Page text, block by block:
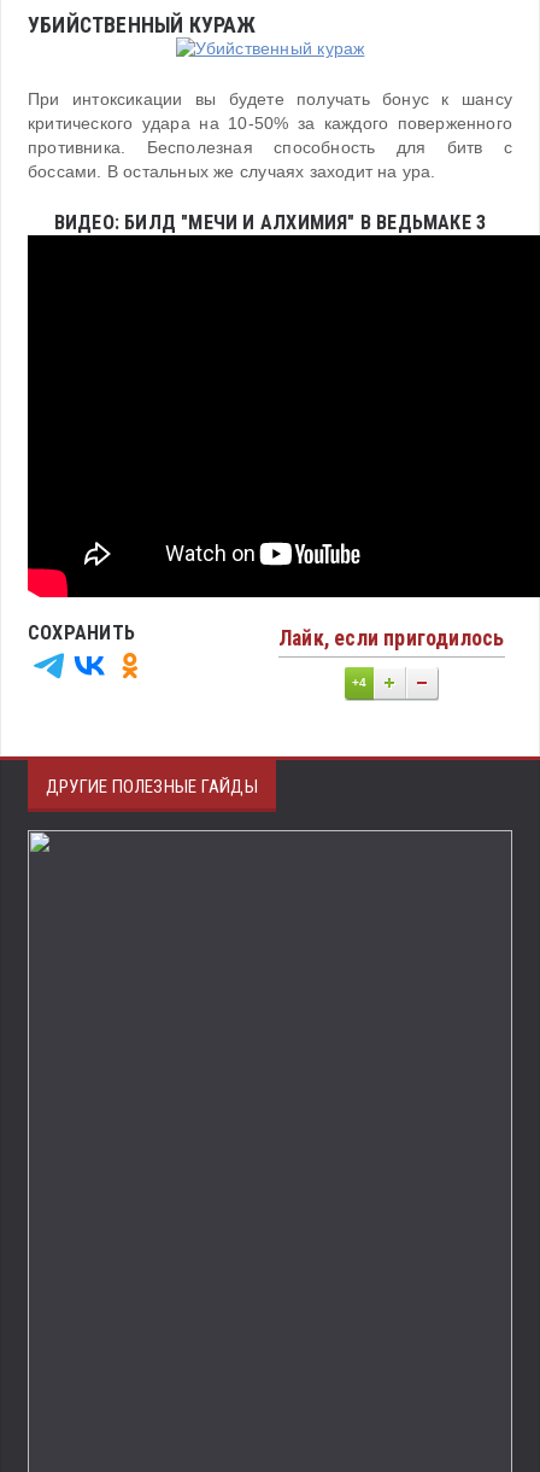
УБИЙСТВЕННЫЙ КУРАЖ
При интоксикации вы будете получать бонус к шансу
критического удара на 10-50% за каждого поверженного
противника. Бесполезная способность для битв с
боссами. В остальных же случаях заходит на ура.
ВИДЕО: БИЛД "МЕЧИ И АЛХИМИЯ" В ВЕДЬМАКЕ 3
Лайк, если пригодилось
+4
СОХРАНИТЬ
ДРУГИЕ ПОЛЕЗНЫЕ ГАЙДЫ